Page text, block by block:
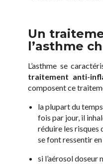
Un
l’asthme
L’asthme se
traitement anti-
composent ce
la plupart du
fois par jour, il
réduire les risques
se font ressentir
si l’aérosol doseur